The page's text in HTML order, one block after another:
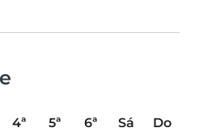
4ª 5ª 6ª Sá
Do